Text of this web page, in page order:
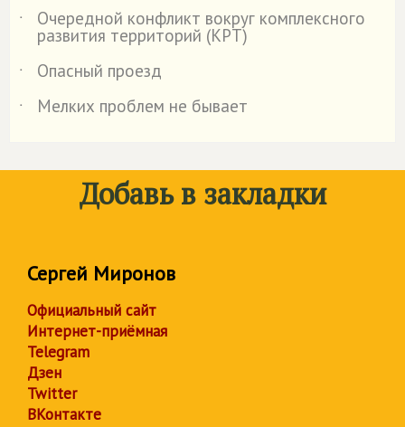
˙
Очередной конфликт вокруг комплексного
развития территорий (КРТ)
˙
Опасный проезд
˙
Мелких проблем не бывает
Добавь в закладки
Сергей Миронов
Официальный сайт
Интернет-приёмная
Telegram
Дзен
Twitter
ВКонтакте